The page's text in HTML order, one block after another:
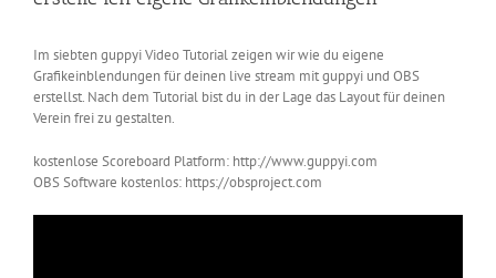
Im siebten guppyi Video Tutorial zeigen wir wie du eigene
Grafikeinblendungen für deinen live stream mit guppyi und OBS
erstellst. Nach dem Tutorial bist du in der Lage das Layout für deinen
Verein frei zu gestalten.
kostenlose Scoreboard Platform: http://www.guppyi.com
OBS Software kostenlos: https://obsproject.com